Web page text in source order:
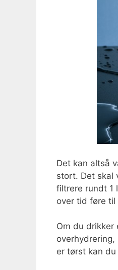
Det kan altså
stort. Det skal
filtrere rundt 1
over tid føre til
Om du drikker
er tørst kan